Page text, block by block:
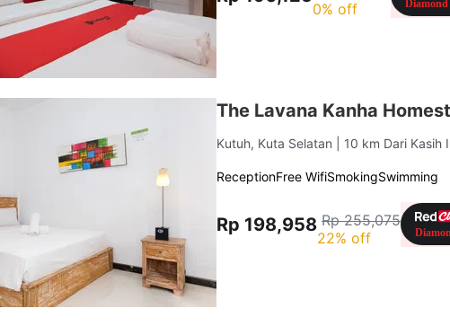
0% off
The Lavana Kanha
Kutuh, Kuta Selatan | 10 km Dari
ReceptionFree WifiSmokingSwimming
Rp 198,958 Rp 255,075
22% off